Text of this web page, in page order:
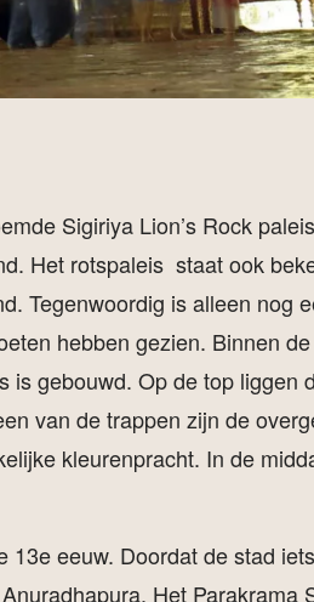
Sigiriya Lion’s Rock
Het rotspaleis staat ook
Tegenwoordig is alleen nog
hebben gezien. Binnen
gebouwd. Op de top liggen
van de trappen zijn de
kleurenpracht. In de
eeuw. Doordat de stad
Het Parakrama